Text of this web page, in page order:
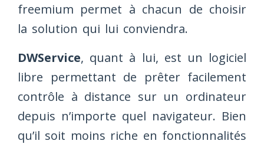
freemium permet à chacun de choisir
la solution qui lui conviendra.
DWService, quant à lui, est un logiciel
libre permettant de prêter facilement
contrôle à distance sur un ordinateur
depuis n’importe quel navigateur. Bien
qu’il soit moins riche en fonctionnalités